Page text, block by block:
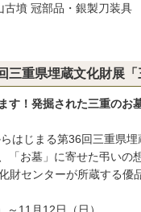
古墳 冠部品・銀製刀装具
重県埋蔵文化財展
す！発掘された三重のお
はじまる第36回三重県
「お墓」に寄せた弔い
財センターが所蔵する優